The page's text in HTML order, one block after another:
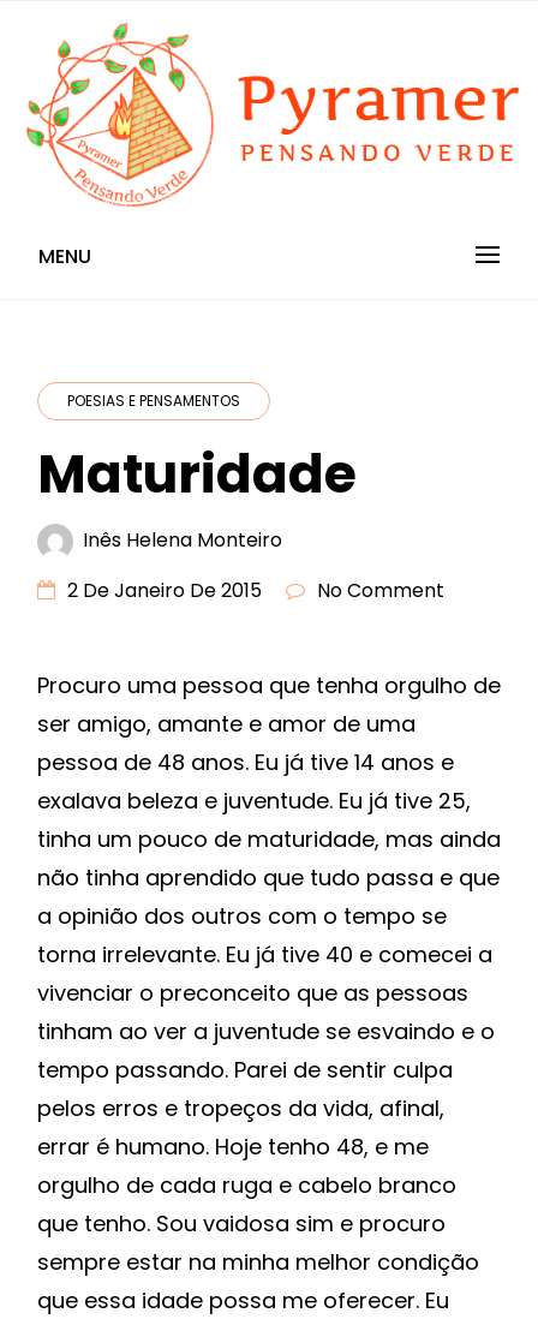
content
Pyramer
Pensando Verde
MENU
POESIAS E PENSAMENTOS
Maturidade
Inês Helena Monteiro
2 De Janeiro De 2015
No Comment
Procuro uma pessoa que tenha orgulho de
ser amigo, amante e amor de uma
pessoa de 48 anos. Eu já tive 14 anos e
exalava beleza e juventude. Eu já tive 25,
tinha um pouco de maturidade, mas ainda
não tinha aprendido que tudo passa e que
a opinião dos outros com o tempo se
torna irrelevante. Eu já tive 40 e comecei a
vivenciar o preconceito que as pessoas
tinham ao ver a juventude se esvaindo e o
tempo passando. Parei de sentir culpa
pelos erros e tropeços da vida, afinal,
errar é humano. Hoje tenho 48, e me
orgulho de cada ruga e cabelo branco
que tenho. Sou vaidosa sim e procuro
sempre estar na minha melhor condição
que essa idade possa me oferecer. Eu